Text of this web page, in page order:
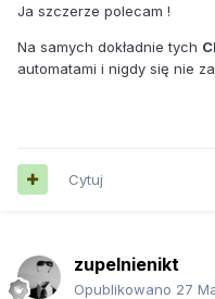
Ja szczerze polecam !
Na samych dokładnie tych
automatami i nigdy się nie
Cytuj
zupelnienikt
Opublikowano 27